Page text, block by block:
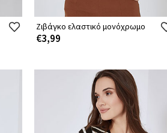
Ζιβάγκο ελαστικό μονόχρωμο
€3,99